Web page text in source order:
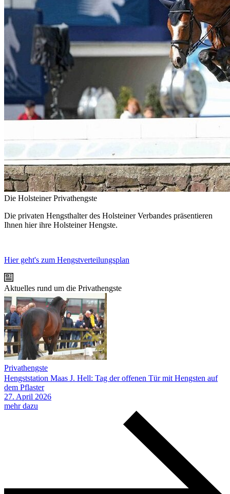
Die Holsteiner Privathengste
Die privaten Hengsthalter des Holsteiner Verbandes präsentieren
Ihnen hier ihre Holsteiner Hengste.
Hier geht's zum Hengstverteilungsplan
Aktuelles rund um die Privathengste
Privathengste
Hengststation Maas J. Hell: Tag der offenen Tür mit Hengsten auf
dem Pflaster
27. April 2026
mehr dazu